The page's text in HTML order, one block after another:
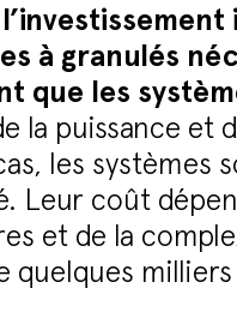
à granulés
que les
la puissance et
les systèmes
Leur coût
et de la
quelques